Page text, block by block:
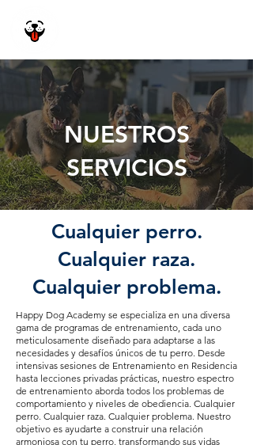
NUESTROS
SERVICIOS
Cualquier perro.
Cualquier raza.
Cualquier problema.
Happy Dog Academy se especializa en una diversa
gama de programas de entrenamiento, cada uno
meticulosamente diseñado para adaptarse a las
necesidades y desafíos únicos de tu perro. Desde
intensivas sesiones de Entrenamiento en Residencia
hasta lecciones privadas prácticas, nuestro espectro
de entrenamiento aborda todos los problemas de
comportamiento y niveles de obediencia. Cualquier
perro. Cualquier raza. Cualquier problema. Nuestro
objetivo es ayudarte a construir una relación
armoniosa con tu perro, transformando sus vidas